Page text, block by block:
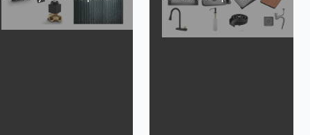
que decores tus
espacios tal como lo
cocinas, griferias y
accesorios.